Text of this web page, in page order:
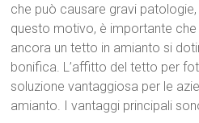
che può causare gravi
questo motivo, è importante che
ancora un tetto in amianto si
bonifica. L’affitto del tetto per
soluzione vantaggiosa per le
amianto. I vantaggi principali